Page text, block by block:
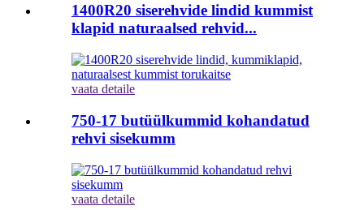
1400R20 siserehvide lindid kummist
klapid naturaalsed rehvid...
vaata detaile
750-17 butüülkummid kohandatud
rehvi sisekumm
vaata detaile